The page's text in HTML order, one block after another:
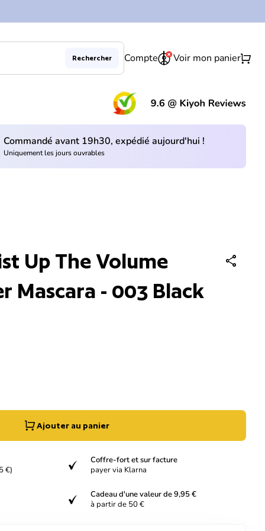
add
Rechercher Compte Voir mon paniershopping_cart
Commandé avant 19h30, expédié aujourd'hui !
Uniquement les jours ouvrables
Up The Volume
Mascara - 003 Black
share
Ajouter au panier
€) verified
Coffre-fort et sur facture
payer via Klarna
verified
Cadeau d'une valeur de 9,95 €
à partir de 50 €